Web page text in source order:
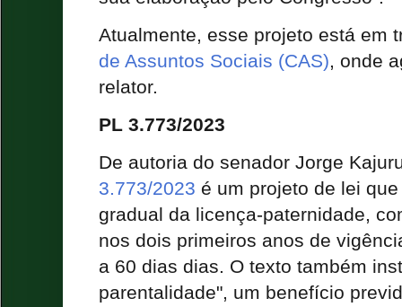
Atualmente, esse projeto está em
de Assuntos Sociais (CAS), onde
relator.
PL 3.773/2023
De autoria do senador Jorge
3.773/2023 é um projeto de lei
gradual da licença-paternidade,
nos dois primeiros anos de
a 60 dias dias. O texto também
parentalidade", um benefício